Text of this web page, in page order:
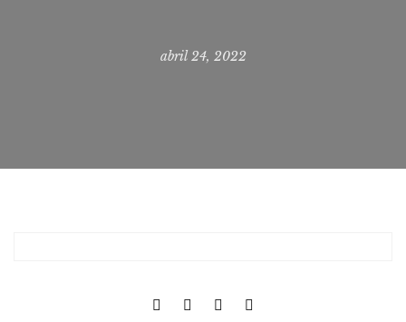
abril 24, 2022